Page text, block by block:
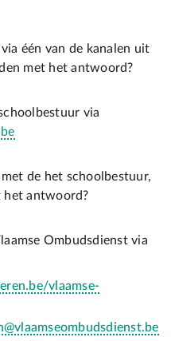
één van de kanalen uit
met het antwoord?
via
de het schoolbestuur,
het antwoord?
Ombudsdienst via
vlaamse-